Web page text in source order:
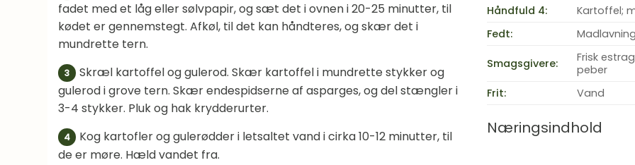
fadet med et låg eller sølvpapir, og sæt det i ovnen i 20-25 minutter, til
kødet er gennemstegt. Afkøl, til det kan håndteres, og skær det i
mundrette tern.
3
Skræl kartoffel og gulerod. Skær kartoffel i mundrette stykker og
gulerod i grove tern. Skær endespidserne af asparges, og del stængler i
3-4 stykker. Pluk og hak krydderurter.
4
Kog kartofler og gulerødder i letsaltet vand i cirka 10-12 minutter, til
de er møre. Hæld vandet fra.
Håndfuld 4:
Kartoffel;
Fedt:
Smagsgivere:
Frisk
peber
Frit:
Vand
Næringsindhold